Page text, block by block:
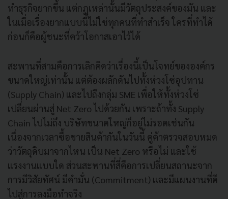
ทำธุรกิจยากขึ้น แต่กฎเหล่านั้นมีวัตถุประสงค์ของมัน และ
ในเมื่อเรื่องยากแบบนี้ไม่ใช่ทุกคนที่ทำสำเร็จ ใครที่ทำได้
ก่อนก็คือผู้ชนะที่คว้าโอกาสเอาไว้ได้
สะพานที่สามคือการเลิกคิดว่าเรื่องนี้เป็นโจทย์ขององค์กร
ขนาดใหญ่เท่านั้น แต่ต้องผลักดันไปทั้งห่วงโซ่อุปทาน
(Supply Chain) และไปถึงกลุ่ม SME เพื่อให้ทั้งห่วงโซ่
เปลี่ยนผ่านสู่ Net Zero ไปด้วยกัน เพราะถ้าทั้ง Supply
Chain ไปไม่ถึง บริษัทขนาดใหญ่ก็อยู่ไม่รอดเช่นกัน
เนื่องจากเวลาซื้อขายสินค้ากันในวันนี้ คู่ค้าตรวจสอบหมด
ว่าวัตถุดิบมาจากไหน เป็น Net Zero หรือไม่ และใช้
แรงงานแบบใด ส่วนสะพานที่สี่คือการเปลี่ยนสถานะจาก
การมีวิสัยทัศน์ มีคำมั่น (Commitment) และมีแผนงานที่ดี
ไปสู่การลงมือทำจริง